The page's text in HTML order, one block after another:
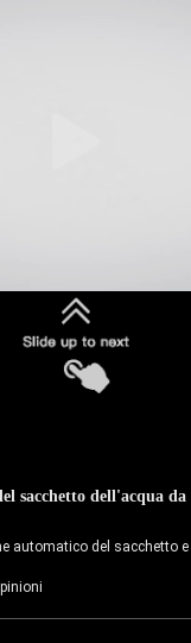
sacchetto dell'acqua da
automatico del sacchetto